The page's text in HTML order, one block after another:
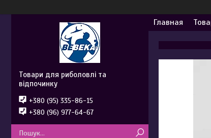
Главная
Товари для риболовлі та
відпочинку
+380 (95) 335-86-15
+380 (96) 977-64-67